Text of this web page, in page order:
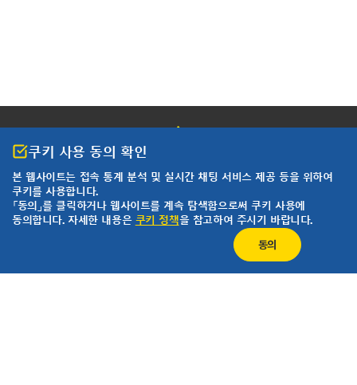
쿠키 사용 동의 확인
본 웹사이트는 접속 통계 분석 및 실시간 채팅 서비스 제공 등을 위하여
쿠키를 사용합니다.
「동의」를 클릭하거나 웹사이트를 계속 탐색함으로써 쿠키 사용에
동의합니다. 자세한 내용은 쿠키 정책을 참고하여 주시기 바랍니다.
동의
개인정보 처리방침
이용약관
한국요꼬가와전기(주)
사업자등록번호 102-81-17301
경기도 용인시 기흥구 기흥로 58-1 기흥 ICT밸리 SK V1 A동 407호 ~ 411호 (우)
16976 (분당선 기흥역 2번 출구 500m)